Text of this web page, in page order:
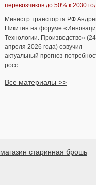
перевозчиков до 50% к 2030
Министр транспорта РФ
Никитин на форуме
Технологии. Производство» (24
апреля 2026 года) озвучил
актуальный прогноз
росс...
Все материалы >>
старинная брошь